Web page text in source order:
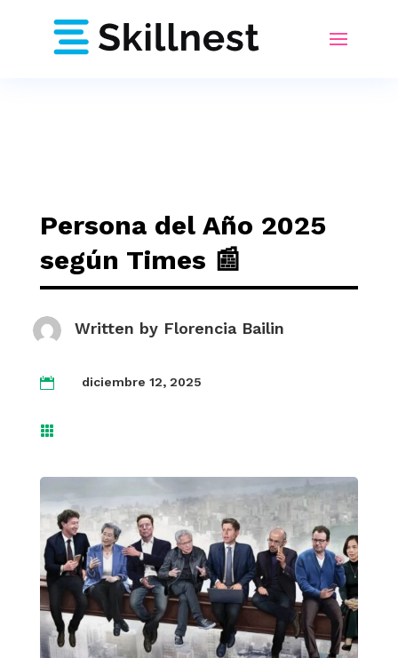
Persona del Año 2025
según Times 📰
Written by Florencia Bailin
 diciembre 12, 2025
